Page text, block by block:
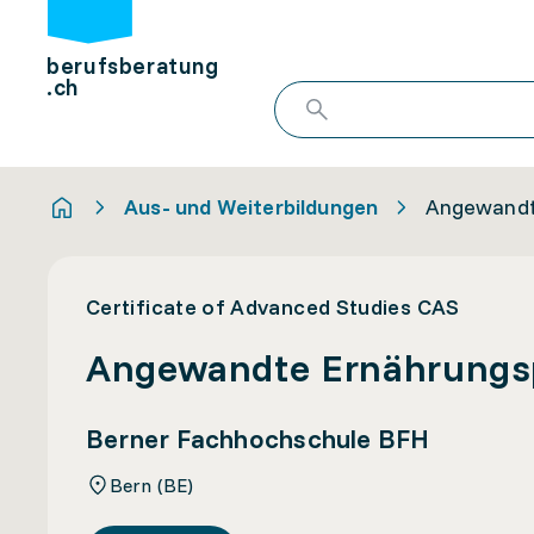
berufsberatung
.ch
Aus- und Weiterbildungen
Certificate of Advanced Studies CAS
Angewandte
Berner Fachhochschule BFH
Bern (BE)